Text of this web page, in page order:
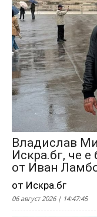
Владислав
Искра.бг, че
от Иван
от Искра.бг
06 август 2026 | 14:47:45